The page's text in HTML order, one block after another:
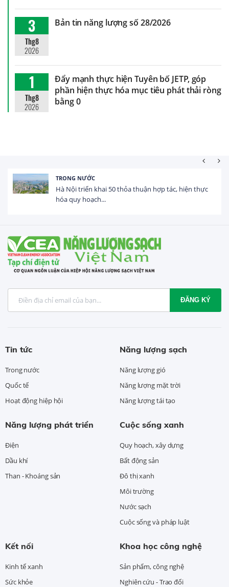
3
Thg8
2026
Bản tin năng lượng số 28/2026
1
Thg8
2026
Đẩy mạnh thực hiện Tuyên bố JETP, góp
phần hiện thực hóa mục tiêu phát thải ròng
bằng 0
HOẠT ĐỘNG ĐẦU TƯ
Tổng vốn FDI đăng ký vào Việt Nam đạt gần 25 tỷ
USD trong 5 tháng...
ĐĂNG KÝ
Tin tức
Trong nước
Quốc tế
Hoạt động hiệp hội
Năng lượng sạch
Năng lượng gió
Năng lượng mặt trời
Năng lượng tái tạo
Năng lượng phát triển
Điện
Dầu khí
Than - Khoáng sản
Cuộc sống xanh
Quy hoạch, xây dựng
Bất động sản
Đô thị xanh
Môi trường
Nước sạch
Cuộc sống và pháp luật
Kết nối
Kinh tế xanh
Sức khỏe
Khoa học công nghệ
Sản phẩm, công nghệ
Nghiên cứu - Trao đổi